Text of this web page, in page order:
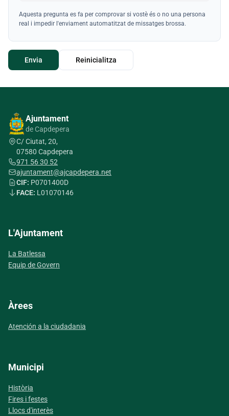
Aquesta pregunta es fa per comprovar si vostè és o no una persona
real i impedir l'enviament automatitzat de missatges brossa.
Ajuntament
de Capdepera
C/ Ciutat, 20,
07580 Capdepera
971 56 30 52
ajuntament@ajcapdepera.net
CIF: P0701400D
FACE: L01070146
L'Ajuntament
La Batlessa
Equip de Govern
Àrees
Atención a la ciudadania
Municipi
Història
Fires i festes
Llocs d'interès